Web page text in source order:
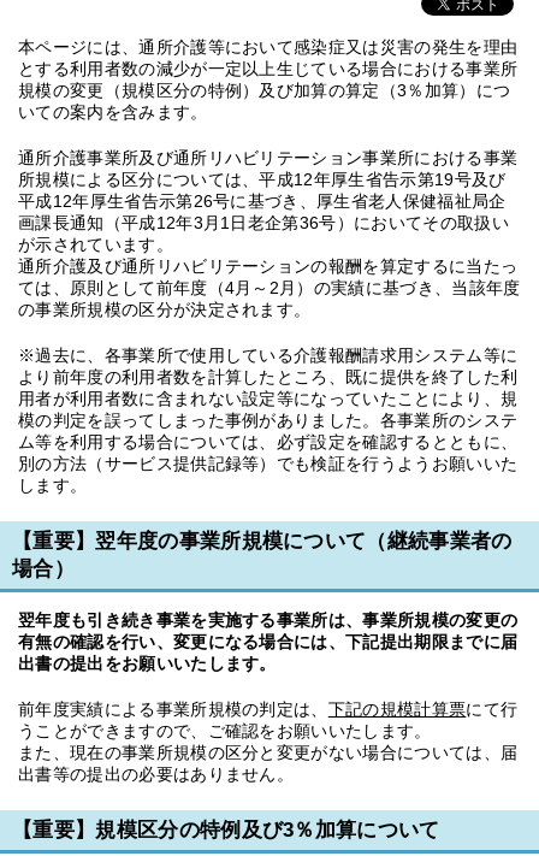
本ページには、通所介護等において感染症又は災害の発生を理由
とする利用者数の減少が一定以上生じている場合における事業所
規模の変更（規模区分の特例）及び加算の算定（3％加算）につ
いての案内を含みます。
通所介護事業所及び通所リハビリテーション事業所における事業
所規模による区分については、平成12年厚生省告示第19号及び
平成12年厚生省告示第26号に基づき、厚生省老人保健福祉局企
画課長通知（平成12年3月1日老企第36号）においてその取扱い
が示されています。
通所介護及び通所リハビリテーションの報酬を算定するに当たっ
ては、原則として前年度（4月～2月）の実績に基づき、当該年度
の事業所規模の区分が決定されます。
※過去に、各事業所で使用している介護報酬請求用システム等に
より前年度の利用者数を計算したところ、既に提供を終了した利
用者が利用者数に含まれない設定等になっていたことにより、規
模の判定を誤ってしまった事例がありました。各事業所のシステ
ム等を利用する場合については、必ず設定を確認するとともに、
別の方法（サービス提供記録等）でも検証を行うようお願いいた
します。
【重要】翌年度の事業所規模について（継続事業者の
場合）
翌年度も引き続き事業を実施する事業所は、事業所規模の変更の
有無の確認を行い、変更になる場合には、下記提出期限までに届
出書の提出をお願いいたします。
前年度実績による事業所規模の判定は、 下記の規模計算票にて行
うことができますので、ご確認をお願いいたします。
また、現在の事業所規模の区分と変更がない場合については、届
出書等の提出の必要はありません。
【重要】規模区分の特例及び3％加算について